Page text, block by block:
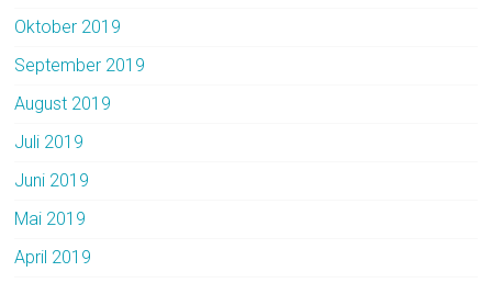
Oktober 2019
September 2019
August 2019
Juli 2019
Juni 2019
Mai 2019
April 2019